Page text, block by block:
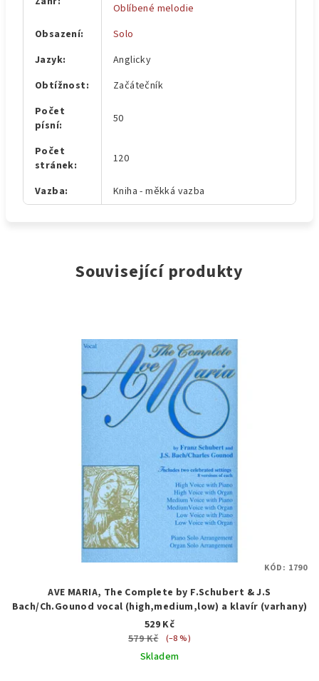
Oblíbené melodie
Obsazení:
Solo
Jazyk:
Anglicky
Obtížnost:
Začátečník
Počet
písní: 50
Počet
stránek: 120
Vazba: Kniha - měkká vazba
Související produkty
AVE MARIA, The Complete by F.Schubert & J.S
Bach/Ch.Gounod vocal (high,medium,low) a klavír (varhany)
529 Kč
579 Kč
(–8 %)
Skladem
KÓD: 1790